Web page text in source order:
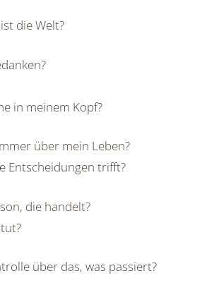
die Welt?
in meinem Kopf?
über mein Leben?
Entscheidungen trifft?
die handelt?
über das, was passiert?